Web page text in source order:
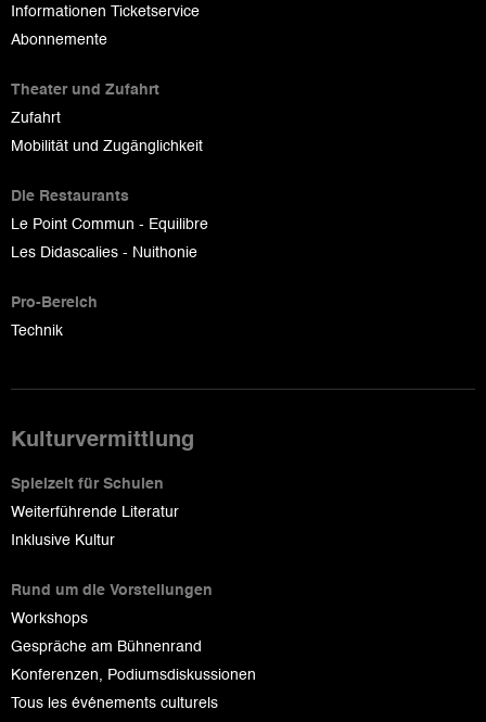
Informationen Ticketservice
Abonnemente
Theater und Zufahrt
Zufahrt
Mobilität und Zugänglichkeit
Die Restaurants
Le Point Commun - Equilibre
Les Didascalies - Nuithonie
Pro-Bereich
Technik
Kulturvermittlung
Spielzeit für Schulen
Weiterführende Literatur
Inklusive Kultur
Rund um die Vorstellungen
Workshops
Gespräche am Bühnenrand
Konferenzen, Podiumsdiskussionen
Tous les événements culturels